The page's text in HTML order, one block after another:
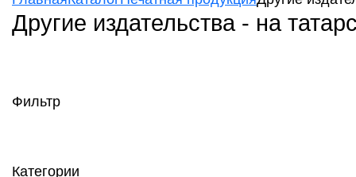
Другие издательства - на
Фильтр
Категории